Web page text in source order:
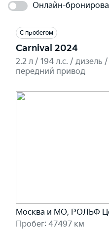
Онлайн-
С пробегом
Carnival 2024
2.2 л / 194 л.c. / дизель
передний привод
Москва и МО, РОЛЬФ
Пробег: 47497 км